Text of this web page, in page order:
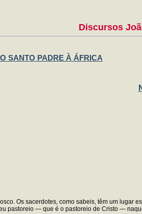
Discursos
SANTO PADRE À ÁFRICA
Os sacerdotes, como sabeis, têm um lugar
pastoreio — que é o pastoreio de Cristo —